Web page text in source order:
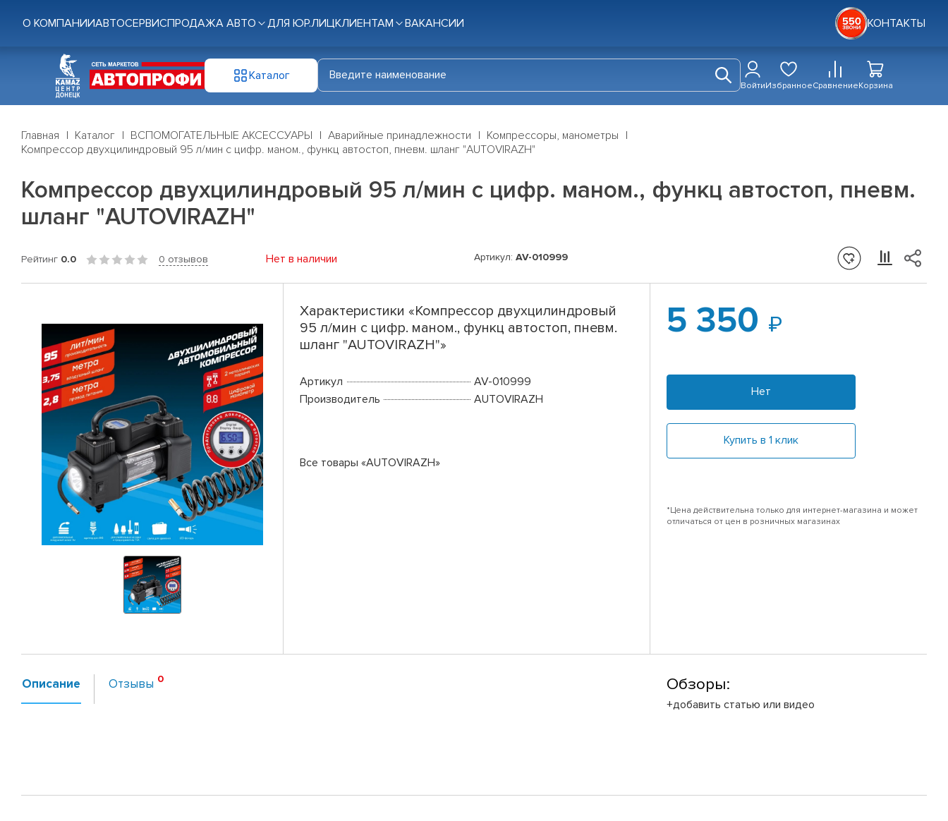
О КОМПАНИИАВТОСЕРВИСПРОДАЖА АВТО ДЛЯ ЮР.ЛИЦКЛИЕНТАМ ВАКАНСИИ КОНТАКТЫ
Каталог
ВойтиИзбранноеСравнениеКорзина
Главная Каталог ВСПОМОГАТЕЛЬНЫЕ АКСЕССУАРЫ Аварийные принадлежности
Компрессоры, манометры
Компрессор двухцилиндровый 95 л/мин с цифр. маном., функц автостоп, пневм. шланг "AUTOVIRAZH"
Компрессор двухцилиндровый 95 л/мин с цифр. маном., функц автостоп, пневм.
шланг "AUTOVIRAZH"
Рейтинг 0.0 0 отзывов Нет в наличии Артикул: AV-010999
Характеристики «Компрессор двухцилиндровый
95 л/мин с цифр. маном., функц автостоп, пневм.
шланг "AUTOVIRAZH"»
Артикул
AV-010999
Производитель
AUTOVIRAZH
Все товары «AUTOVIRAZH»
5 350
Нет
Купить в 1 клик
*Цена действительна только для интернет-магазина и может
отличаться от цен в розничных магазинах
Описание Отзывы Обзоры:
+добавить статью или видео